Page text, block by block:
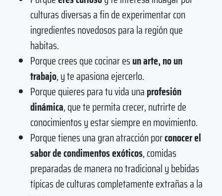
culturas diversas a fin de experimentar con
ingredientes novedosos para la región que
habitas.
Porque crees que cocinar esun arte, no un
trabajo, y te apasiona ejercerlo.
Porque quieres para tu vida unaprofesión
dinámica, que te permita crecer, nutrirte de
conocimientos y estar siempre en movimiento.
Porque tienes una gran atracción porconocer el
sabor de condimentos exóticos, comidas
preparadas de manera no tradicional y bebidas
típicas de culturas completamente extrañas a la